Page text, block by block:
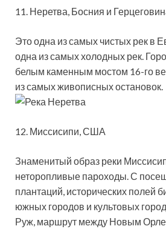
11. Неретва, Босния и
Это одна из самых чистых рек в
одна из самых холодных рек.
белым каменным мостом 16-го
из самых живописных остановок.
12. Миссисипи, США
Знаменитый образ реки
неторопливые пароходы. С
плантаций, исторических полей
южных городов и культовых
Руж, маршрут между Новым